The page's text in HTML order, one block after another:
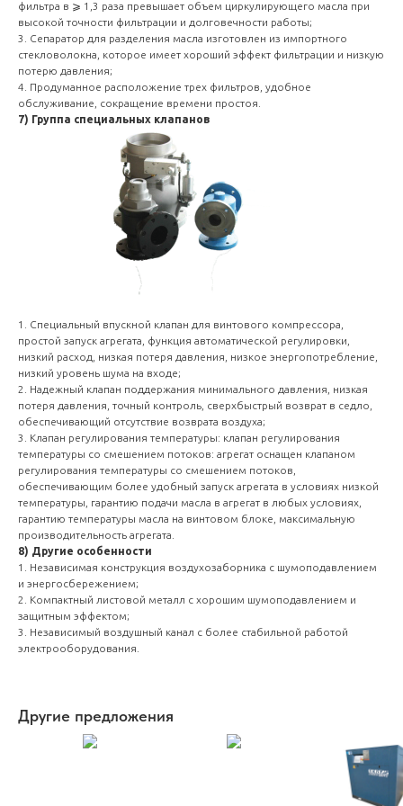
фильтра в ⩾ 1,3 раза превышает объем циркулирующего масла при
высокой точности фильтрации и долговечности работы;
3. Сепаратор для разделения масла изготовлен из импортного
стекловолокна, которое имеет хороший эффект фильтрации и низкую
потерю давления;
4. Продуманное расположение трех фильтров, удобное
обслуживание, сокращение времени простоя.
7) Группа специальных клапанов
1. Специальный впускной клапан для винтового компрессора,
простой запуск агрегата, функция автоматической регулировки,
низкий расход, низкая потеря давления, низкое энергопотребление,
низкий уровень шума на входе;
2. Надежный клапан поддержания минимального давления, низкая
потеря давления, точный контроль, сверхбыстрый возврат в седло,
обеспечивающий отсутствие возврата воздуха;
3. Клапан регулирования температуры: клапан регулирования
температуры со смешением потоков: агрегат оснащен клапаном
регулирования температуры со смешением потоков,
обеспечивающим более удобный запуск агрегата в условиях низкой
температуры, гарантию подачи масла в агрегат в любых условиях,
гарантию температуры масла на винтовом блоке, максимальную
производительность агрегата.
8) Другие особенности
1. Независимая конструкция воздухозаборника с шумоподавлением
и энергосбережением;
2. Компактный листовой металл с хорошим шумоподавлением и
защитным эффектом;
3. Независимый воздушный канал с более стабильной работой
электрооборудования.
Другие предложения